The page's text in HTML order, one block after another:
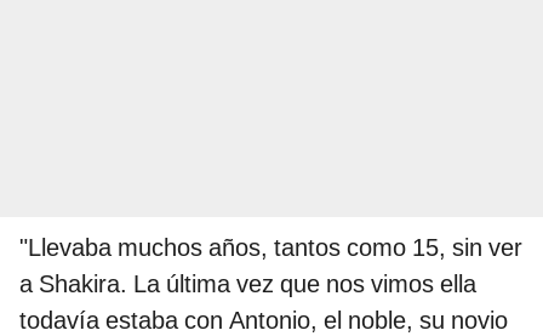
"Llevaba muchos años, tantos como 15, sin ver
a Shakira. La última vez que nos vimos ella
todavía estaba con Antonio, el noble, su novio